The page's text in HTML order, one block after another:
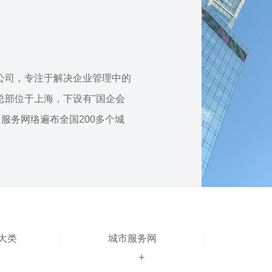
，专注于解决企业管理中的
部位于上海，下设有"国企会
务网络遍布全国200多个城
类 城市服务网
+